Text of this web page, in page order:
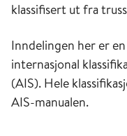
klassifisert ut fra
Inndelingen her er
internasjonal
(AIS). Hele
AIS-manualen.